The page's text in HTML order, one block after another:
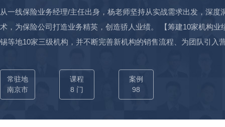
从一线保险业务经理/主任出身，杨老师坚持从实战需求出发，深
术，为保险公司打造业务精英，创造骄人业绩。 【筹建10家机构
锡等地10家三级机构，并不断完善新机构的销售流程、为团队引
（创新班5天-新人衔接训练20天-晋升团60天-新晋主管培训3天）
0天60%晋升率； 【培育业务精英数百人】 ——为德华安顾人寿开
+期，培养精英主管100+位，业务精英3000+人，10余位三级机
常驻地
南京市
课程
8 门
案例
98